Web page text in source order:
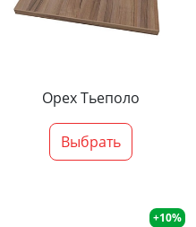
Орех Тьеполо
Выбрать
+10%